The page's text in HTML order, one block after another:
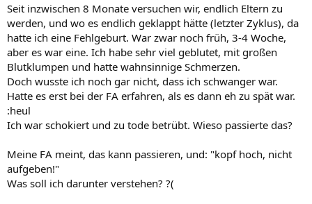
Seit inzwischen 8 Monate versuchen wir, endlich Eltern zu
werden, und wo es endlich geklappt hätte (letzter Zyklus), da
hatte ich eine Fehlgeburt. War zwar noch früh, 3-4 Woche,
aber es war eine. Ich habe sehr viel geblutet, mit großen
Blutklumpen und hatte wahnsinnige Schmerzen.
Doch wusste ich noch gar nicht, dass ich schwanger war.
Hatte es erst bei der FA erfahren, als es dann eh zu spät war.
:heul
Ich war schokiert und zu tode betrübt. Wieso passierte das?
Meine FA meint, das kann passieren, und: "kopf hoch, nicht
aufgeben!"
Was soll ich darunter verstehen? ?(